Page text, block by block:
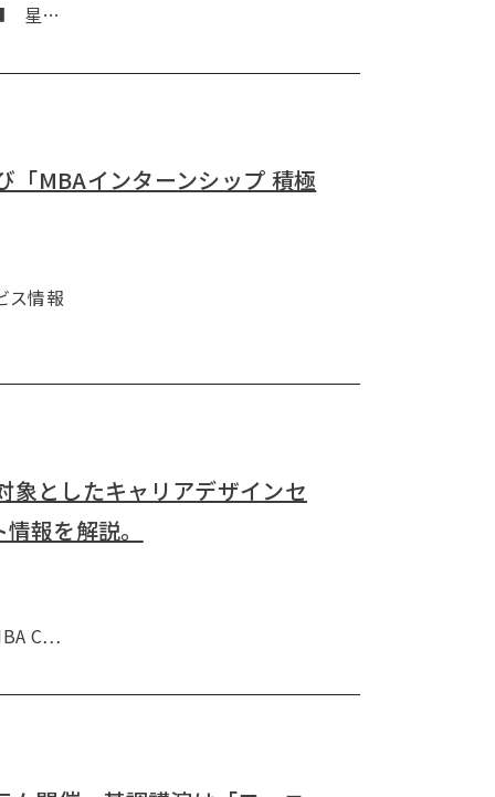
星…
「MBAインターンシップ 積極
報
象としたキャリアデザインセ
報を解説。
C…